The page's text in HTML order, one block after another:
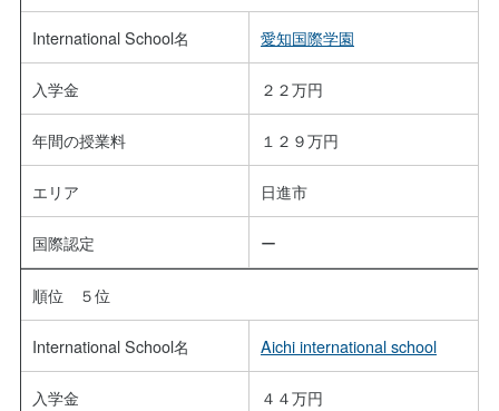
International School名 愛知国際学園
入学金 ２２万円
年間の授業料 １２９万円
エリア 日進市
国際認定 ー
順位 ５位
International School名 Aichi international school
入学金 ４４万円